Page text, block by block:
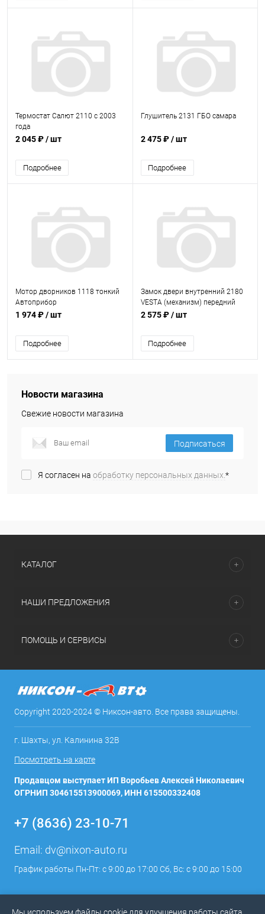
Термостат Салют 2110 с 2003
года
2 045 ₽/ шт
Подробнее
Глушитель 2131 ГБО самара
2 475 ₽/ шт
Подробнее
Мотор дворников 1118 тонкий
Автоприбор
1 974 ₽/ шт
Подробнее
Замок двери внутренний 2180
VESTA (механизм) передний
левый
2 575 ₽/ шт
Подробнее
Новости магазина
Свежие новости магазина
Подписаться
Я согласен на обработку персональных данных.*
КАТАЛОГ
НАШИ ПРЕДЛОЖЕНИЯ
ПОМОЩЬ И СЕРВИСЫ
Copyright 2020-2024 © Никсон-авто. Все права защищены.
г. Шахты, ул. Калинина 32В
Посмотреть на карте
Продавцом выступает ИП Воробьев Алексей Николаевич
ОГРНИП 304615513900069, ИНН 615500332408
+7 (8636) 23-10-71
Email: dv@nixon-auto.ru
График работы Пн-Пт: с 9:00 до 17:00 Сб, Вс: с 9:00 до 15:00